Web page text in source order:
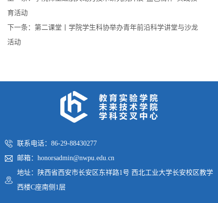
育活动
下一条： 第二课堂丨学院学生科协举办青年前沿科学讲堂与沙龙
活动
联系电话：86-29-88430277
邮箱：honorsadmin@nwpu.edu.cn
地址：陕西省西安市长安区东祥路1号 西北工业大学长安校区教学
西楼C座南侧1层